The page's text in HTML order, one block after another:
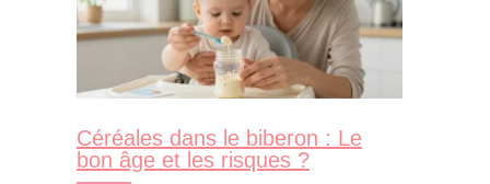
Céréales dans le biberon : Le
bon âge et les risques ?